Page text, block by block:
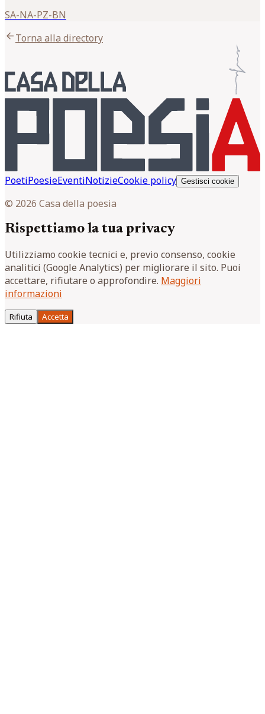
SA-NA-PZ-BN
arrow_backTorna alla directory
PoetiPoesieEventiNotizieCookie policy Gestisci cookie
© 2026 Casa della poesia
Rispettiamo la tua privacy
Utilizziamo cookie tecnici e, previo consenso, cookie
analitici (Google Analytics) per migliorare il sito. Puoi
accettare, rifiutare o approfondire. Maggiori
informazioni
Rifiuta Accetta